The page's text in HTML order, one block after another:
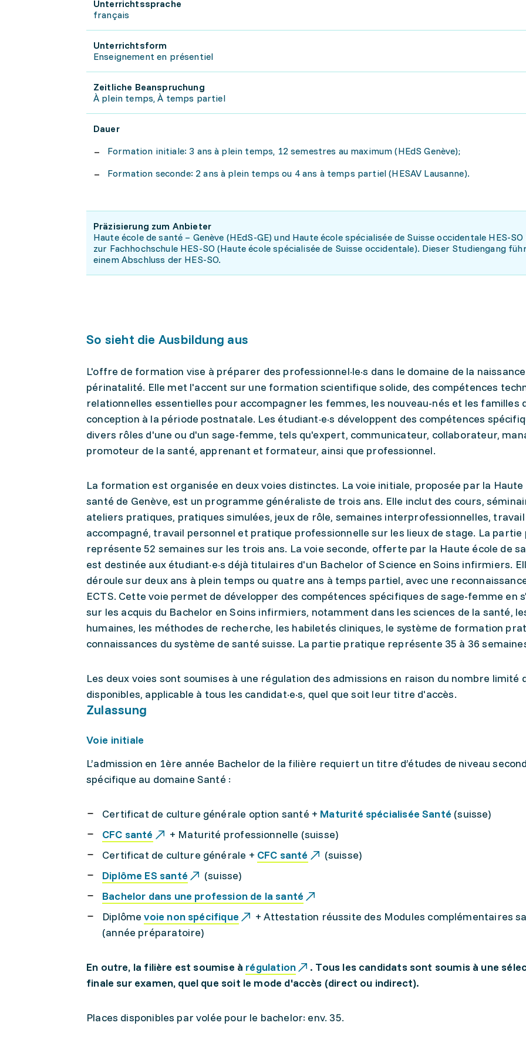
Unterrichtssprache
français
Unterrichtsform
Enseignement en présentiel
Zeitliche Beanspruchung
À plein temps, À temps partiel
Dauer
Formation initiale: 3 ans à plein temps, 12 semestres au maximum (HEdS Genève);
Formation seconde: 2 ans à plein temps ou 4 ans à temps partiel (HESAV Lausanne).
Präzisierung zum Anbieter
Haute école de santé – Genève (HEdS-GE) und Haute école spécialisée de Suisse occidentale HES-
zur Fachhochschule HES-SO (Haute école spécialisée de Suisse occidentale). Dieser Studiengang
einem Abschluss der HES-SO.
So sieht die Ausbildung aus
L'offre de formation vise à préparer des professionnel·le·s dans le domaine de la
périnatalité. Elle met l'accent sur une formation scientifique solide, des compétences
relationnelles essentielles pour accompagner les femmes, les nouveau-nés et les familles
conception à la période postnatale. Les étudiant·e·s développent des compétences
divers rôles d'une ou d'un sage-femme, tels qu'expert, communicateur, collaborateur,
promoteur de la santé, apprenant et formateur, ainsi que professionnel.
La formation est organisée en deux voies distinctes. La voie initiale, proposée par la Haute
santé de Genève, est un programme généraliste de trois ans. Elle inclut des cours,
ateliers pratiques, pratiques simulées, jeux de rôle, semaines interprofessionnelles, travail
accompagné, travail personnel et pratique professionnelle sur les lieux de stage. La partie
représente 52 semaines sur les trois ans. La voie seconde, offerte par la Haute école de
est destinée aux étudiant·e·s déjà titulaires d'un Bachelor of Science en Soins infirmiers.
déroule sur deux ans à plein temps ou quatre ans à temps partiel, avec une
ECTS. Cette voie permet de développer des compétences spécifiques de sage-femme en
sur les acquis du Bachelor en Soins infirmiers, notamment dans les sciences de la santé,
humaines, les méthodes de recherche, les habiletés cliniques, le système de formation
connaissances du système de santé suisse. La partie pratique représente 35 à 36
Les deux voies sont soumises à une régulation des admissions en raison du nombre limité
disponibles, applicable à tous les candidat·e·s, quel que soit leur titre d'accès.
Zulassung
Voie initiale
L’admission en 1ère année Bachelor de la filière requiert un titre d’études de niveau
spécifique au domaine Santé :
Certificat de culture générale option santé + Maturité spécialisée Santé (suisse)
CFC santé
+ Maturité professionnelle (suisse)
Certificat de culture générale + CFC santé
(suisse)
Diplôme ES santé
(suisse)
Bachelor dans une profession de la santé
Diplômevoie non spécifique
+ Attestation réussite des Modules complémentaires
(année préparatoire)
En outre, la filière est soumise à régulation
. Tous les candidats sont soumis à une
finale sur examen, quel que soit le mode d'accès (direct ou indirect).
Places disponibles par volée pour le bachelor: env. 35.